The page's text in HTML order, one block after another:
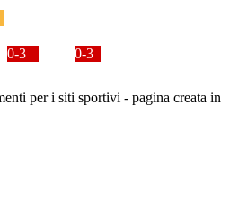
0-3
0-3
per i siti sportivi - pagina creata in